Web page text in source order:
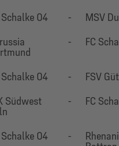
Schalke 04 -
MSV
- FC
Schalke 04 -
FSV
Südwest
- FC
Schalke 04 -